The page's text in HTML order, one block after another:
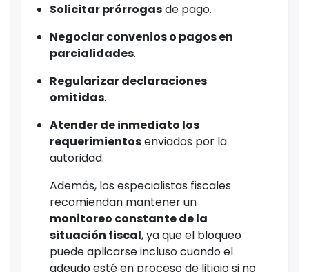
Solicitar prórrogasde pago.
Negociar convenios o pagos en
parcialidades.
Regularizar declaraciones
omitidas.
Atender de inmediato los
requerimientosenviados por la
autoridad.
Además, los especialistas fiscales
recomiendan mantener un
monitoreo constante de la
situación fiscal, ya que el bloqueo
puede aplicarse incluso cuando el
adeudo esté en proceso de litigio si no